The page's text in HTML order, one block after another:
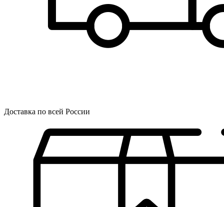
Доставка по всей России